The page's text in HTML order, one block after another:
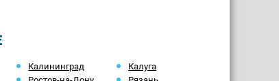
Калининград
Калуга